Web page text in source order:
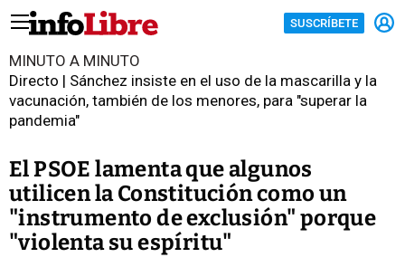
SUSCRÍBETE
MINUTO A MINUTO
Directo | Sánchez insiste en el uso de la mascarilla y la
vacunación, también de los menores, para "superar la
pandemia"
El PSOE lamenta que algunos
utilicen la Constitución como un
"instrumento de exclusión" porque
"violenta su espíritu"